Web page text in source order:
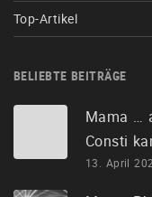
Top-Artikel
BELIEBTE BEITRÄGE
Mama …
Consti
13. April